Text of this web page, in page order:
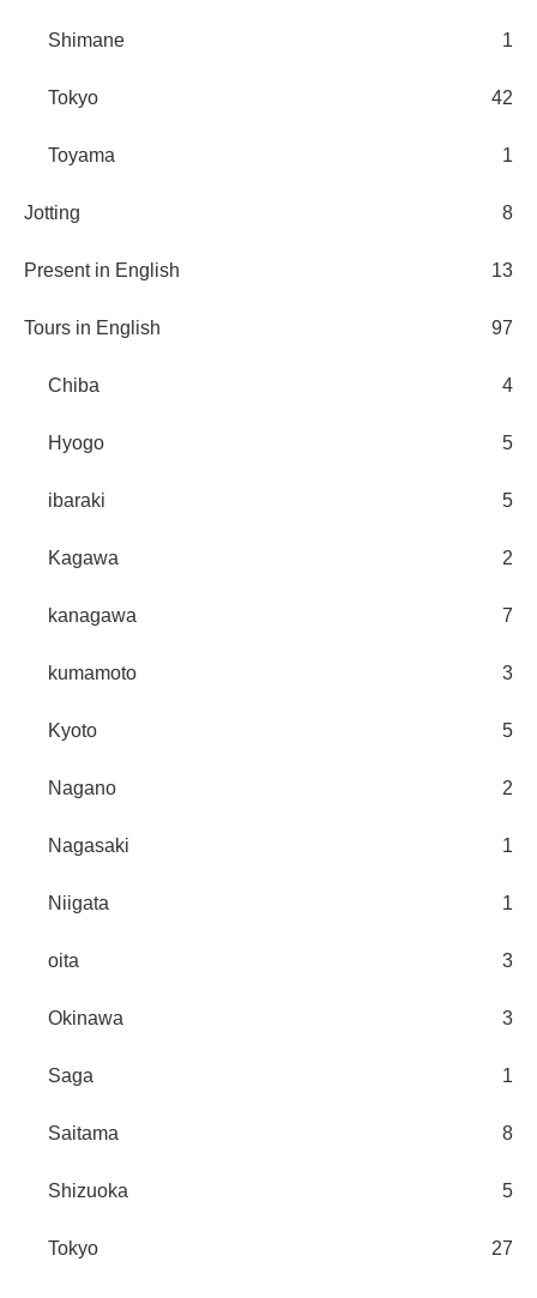
Shimane 1
Tokyo 42
Toyama 1
Jotting 8
Present in English 13
Tours in English 97
Chiba 4
Hyogo 5
ibaraki 5
Kagawa 2
kanagawa 7
kumamoto 3
Kyoto 5
Nagano 2
Nagasaki 1
Niigata 1
oita 3
Okinawa 3
Saga 1
Saitama 8
Shizuoka 5
Tokyo 27